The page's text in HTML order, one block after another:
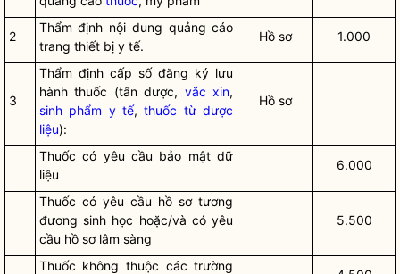
2
Thẩm định nội dung quảng cáo
trang thiết bị y tế.
Hồ sơ 1.000
3
Thẩm định cấp số đăng ký lưu
hành thuốc (tân dược, vắc xin,
sinh phẩm y tế,thuốc từ dược
liệu):
Hồ sơ
Thuốc có yêu cầu bảo mật dữ
liệu
6.000
Thuốc có yêu cầu hồ sơ tương
đương sinh học hoặc/và có yêu
cầu hồ sơ lâm sàng
5.500
Thuốc không thuộc các trường